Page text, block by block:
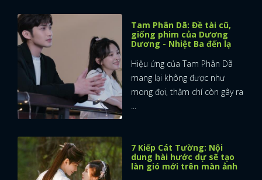
Tam Phân Dã: Đề tài cũ,
giống phim của Dương
Dương - Nhiệt Ba đến lạ
Hiệu ứng của Tam Phân Dã
mang lại không được như
mong đợi, thậm chí còn gây ra
...
7 Kiếp Cát Tường: Nội
dung hài hước dự sẽ tạo
làn gió mới trên màn ảnh